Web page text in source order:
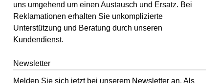
uns umgehend um einen Austausch und Ersatz. Bei
Reklamationen erhalten Sie unkomplizierte
Unterstützung und Beratung durch unseren
Kundendienst.
Newsletter
Melden Sie sich jetzt bei unserem Newsletter an. Als